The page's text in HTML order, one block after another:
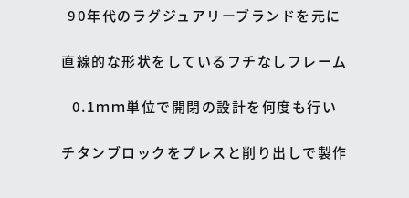
90年代のラグジュアリーブランドを元に
直線的な形状をしているフチなしフレーム
0.1ｍｍ単位で開閉の設計を何度も行い
チタンブロックをプレスと削り出しで製作